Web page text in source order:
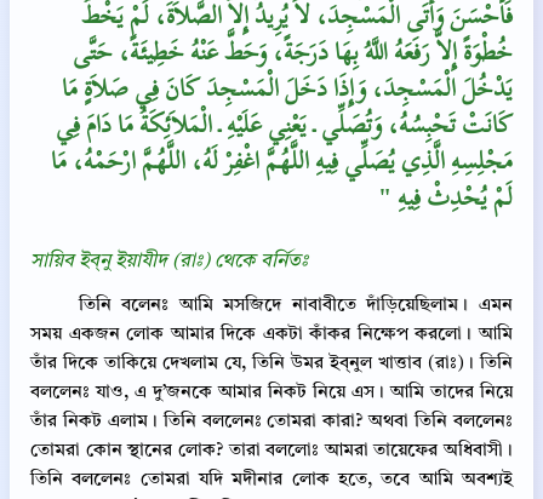
فَأَحْسَنَ وَأَتَى الْمَسْجِدَ، لاَ يُرِيدُ إِلاَّ الصَّلاَةَ، لَمْ يَخْطُ
خُطْوَةً إِلاَّ رَفَعَهُ اللَّهُ بِهَا دَرَجَةً، وَحَطَّ عَنْهُ خَطِيئَةً، حَتَّى
يَدْخُلَ الْمَسْجِدَ، وَإِذَا دَخَلَ الْمَسْجِدَ كَانَ فِي صَلاَةٍ مَا
كَانَتْ تَحْبِسُهُ، وَتُصَلِّي ـ يَعْنِي عَلَيْهِ ـ الْمَلاَئِكَةُ مَا دَامَ فِي
مَجْلِسِهِ الَّذِي يُصَلِّي فِيهِ اللَّهُمَّ اغْفِرْ لَهُ، اللَّهُمَّ ارْحَمْهُ، مَا
لَمْ يُحْدِثْ فِيهِ ‏"
সায়িব ইব্‌নু ইয়াযীদ (রাঃ) থেকে বর্নিতঃ
তিনি বলেনঃ আমি মসজিদে নাবাবীতে দাঁড়িয়েছিলাম। এমন
সময় একজন লোক আমার দিকে একটা কাঁকর নিক্ষেপ করলো। আমি
তাঁর দিকে তাকিয়ে দেখলাম যে, তিনি উমর ইব্‌নুল খাত্তাব (রাঃ)। তিনি
বললেনঃ যাও, এ দু’জনকে আমার নিকট নিয়ে এস। আমি তাদের নিয়ে
তাঁর নিকট এলাম। তিনি বললেনঃ তোমরা কারা? অথবা তিনি বললেনঃ
তোমরা কোন স্থানের লোক? তারা বললোঃ আমরা তায়েফের অধিবাসী।
তিনি বললেনঃ তোমরা যদি মদীনার লোক হতে, তবে আমি অবশ্যই